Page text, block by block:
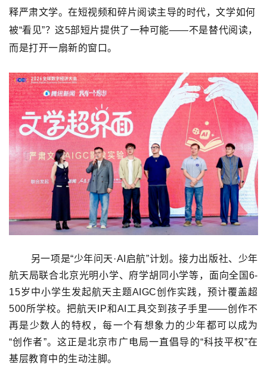
释严肃文学。在短视频和碎片阅读主导的时代，文学如何
被“看见”？这5部短片提供了一种可能——不是替代阅读，
而是打开一扇新的窗口。
另一项是“少年问天·AI启航”计划。接力出版社、少年
航天局联合北京光明小学、府学胡同小学等，面向全国6-
15岁中小学生发起航天主题AIGC创作实践，预计覆盖超
500所学校。把航天IP和AI工具交到孩子手里——创作不
再是少数人的特权，每一个有想象力的少年都可以成为
“创作者”。这正是北京市广电局一直倡导的“科技平权”在
基层教育中的生动注脚。